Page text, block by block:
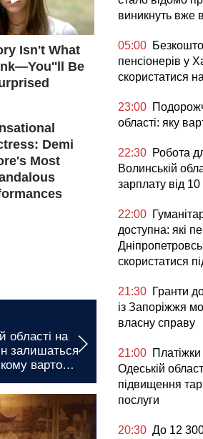
тарифів на
послуги у
Вінницькій області: ціни
можуть злетіти майже в
виникнуть вже
05:00
пенсіонерів у
скористатися
23:00
області: яку
22:30 Робота
Волинській
зарплату від
22:00
доступна: які
скористатися
21:30 Гранти
із Запоріжжя
власну справу
21:00
Одеській
підвищення
послуги
20:30 До 12